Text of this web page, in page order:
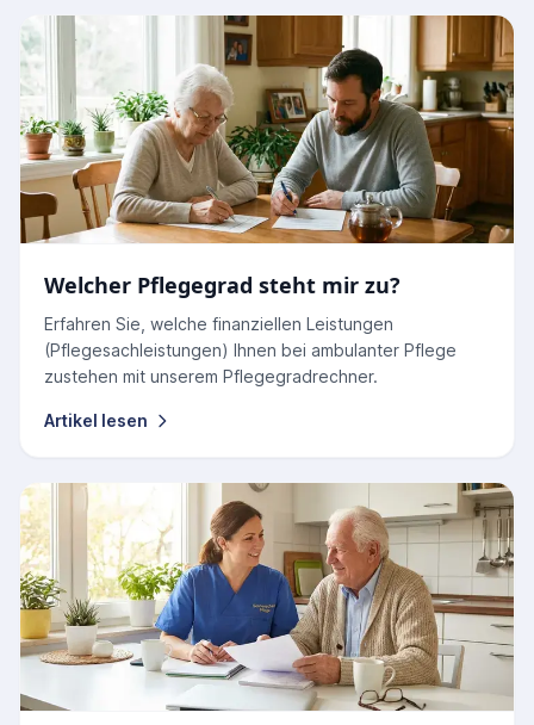
Welcher Pflegegrad steht mir zu?
Erfahren Sie, welche finanziellen Leistungen
(Pflegesachleistungen) Ihnen bei ambulanter Pflege
zustehen mit unserem Pflegegradrechner.
Artikel lesen